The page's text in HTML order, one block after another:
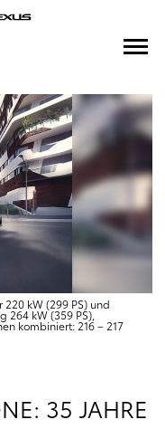
kW (299 PS) und
264 kW (359 PS),
kombiniert: 216 – 217
35 JAHRE